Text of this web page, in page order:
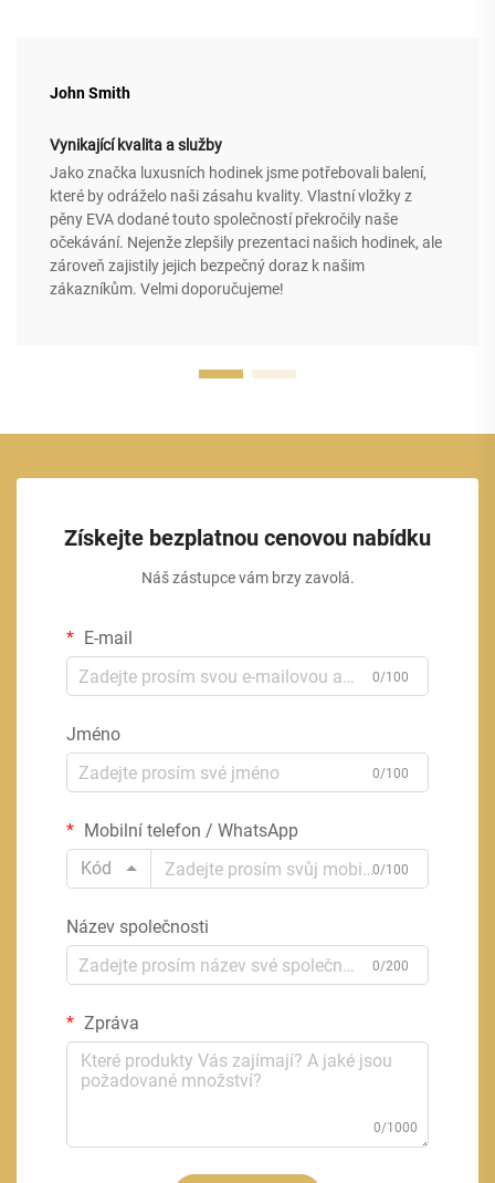
John Smith
Vynikající kvalita a služby
Jako značka luxusních hodinek jsme potřebovali balení,
které by odráželo naši zásahu kvality. Vlastní vložky z
pěny EVA dodané touto společností překročily naše
očekávání. Nejenže zlepšily prezentaci našich hodinek, ale
zároveň zajistily jejich bezpečný doraz k našim
zákazníkům. Velmi doporučujeme!
Získejte bezplatnou cenovou nabídku
Náš zástupce vám brzy zavolá.
E-mail
0/100
Jméno
0/100
Mobilní telefon / WhatsApp
Kód
0/100
Název společnosti
0/200
Zpráva
0/1000